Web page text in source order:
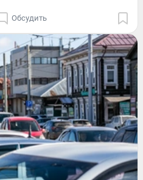
Обсудить